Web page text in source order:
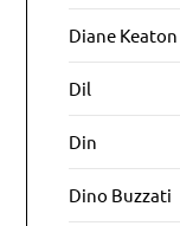
Diane Keaton
Dil
Din
Dino Buzzati